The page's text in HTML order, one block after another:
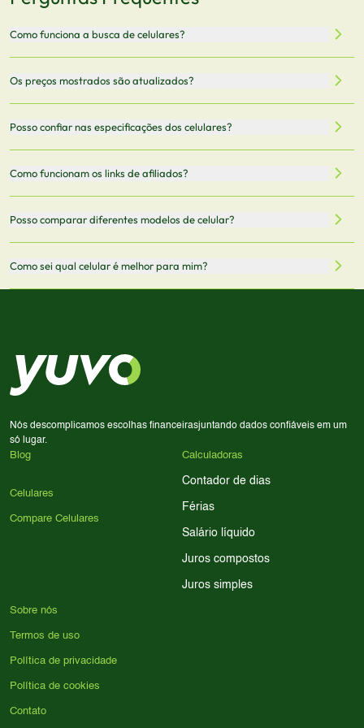
Como funciona a busca de celulares?
armazenamento, memória RAM, bateria e conectividade
5G.
Os preços mostrados são atualizados?
vendedor antes de finalizar sua compra.
Posso confiar nas especificações dos celulares?
informações mais recentes de cada modelo.
Como funcionam os links de afiliados?
comissão sem custo adicional para você.
Posso comparar diferentes modelos de celular?
Sim! Você pode selecionar até 3 celulares para comparar
Como sei qual celular é melhor para mim?
processador e bateria são essenciais. Use nossos filtros
para encontrar o celular ideal.
Nós descomplicamos escolhas financeirasjuntando dados confiáveis em um
só lugar.
Blog
Celulares
Compare Celulares
Calculadoras
Contador de dias
Férias
Salário líquido
Juros compostos
Juros simples
Sobre nós
Termos de uso
Política de privacidade
Política de cookies
Contato